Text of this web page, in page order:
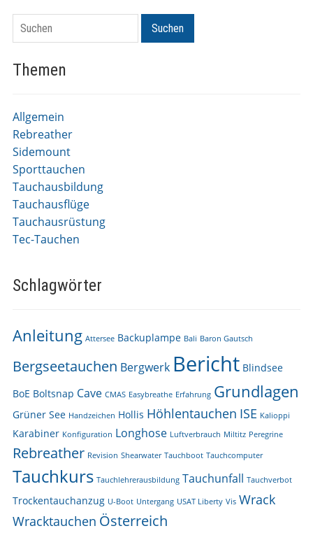
Suchen Suchen
Themen
Allgemein
Rebreather
Sidemount
Sporttauchen
Tauchausbildung
Tauchausflüge
Tauchausrüstung
Tec-Tauchen
Schlagwörter
Anleitung Attersee Backuplampe Bali Baron Gautsch
Bergseetauchen Bergwerk Bericht Blindsee
BoE Boltsnap Cave CMAS Easybreathe Erfahrung Grundlagen
Grüner See Handzeichen Hollis Höhlentauchen ISE Kalioppi
Karabiner Konfiguration Longhose Luftverbrauch Miltitz Peregrine
Rebreather Revision Shearwater Tauchboot Tauchcomputer
Tauchkurs Tauchlehrerausbildung Tauchunfall Tauchverbot
Trockentauchanzug U-Boot Untergang USAT Liberty Vis Wrack
Wracktauchen Österreich